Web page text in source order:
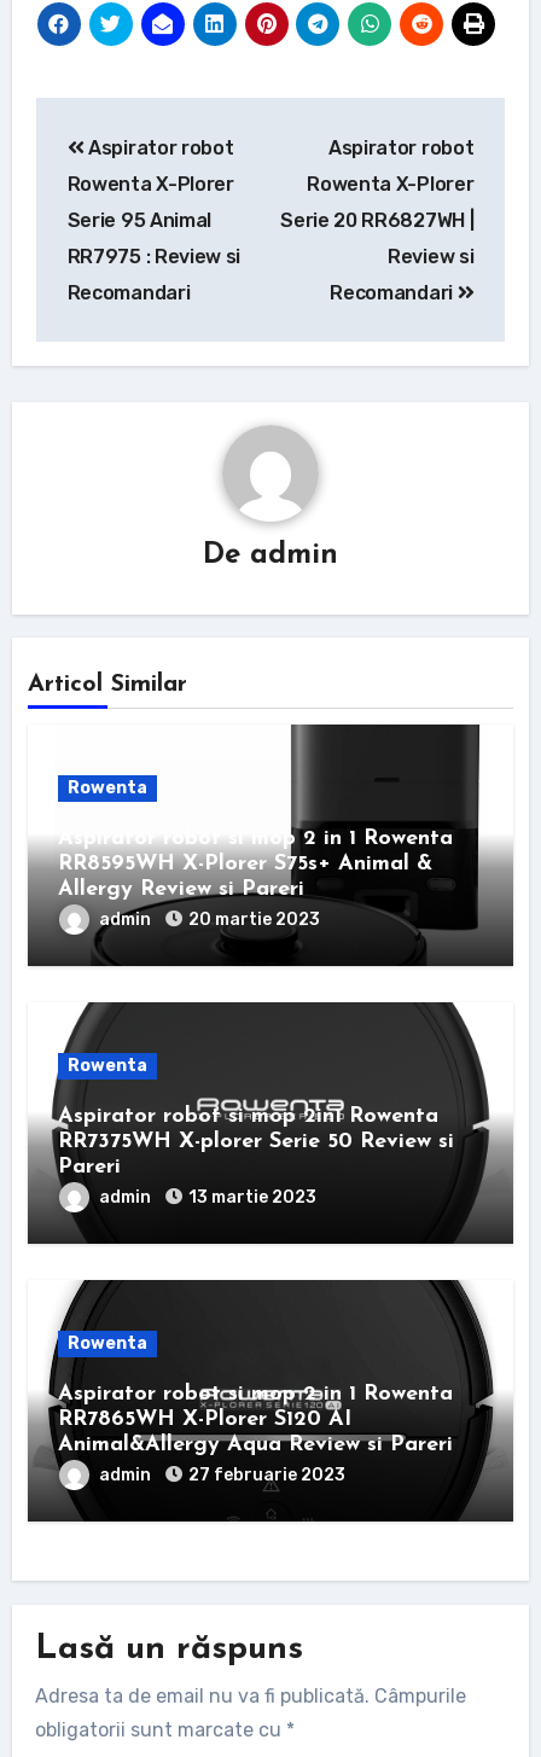
articole
Aspirator robot
Rowenta X-Plorer
Serie 95 Animal
RR7975 : Review si
Recomandari
Aspirator robot
Rowenta X-Plorer
Serie 20 RR6827WH |
Review si
Recomandari
De admin
Articol Similar
Rowenta
Aspirator robot si mop 2 in 1 Rowenta
RR8595WH X-Plorer S75s+ Animal &
Allergy Review si Pareri
admin 20 martie 2023
Rowenta
Aspirator robot si mop 2in1 Rowenta
RR7375WH X-plorer Serie 50 Review si
Pareri
admin 13 martie 2023
Rowenta
Aspirator robot si mop 2 in 1 Rowenta
RR7865WH X-Plorer S120 AI
Animal&Allergy Aqua Review si Pareri
admin 27 februarie 2023
Lasă un răspuns
Adresa ta de email nu va fi publicată. Câmpurile
obligatorii sunt marcate cu *